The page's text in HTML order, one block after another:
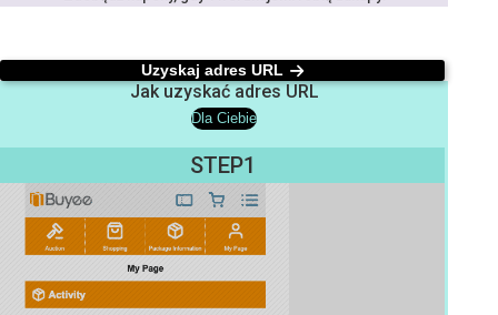
Uzyskaj adres URL
Jak uzyskać adres URL
Dla Ciebie
STEP1